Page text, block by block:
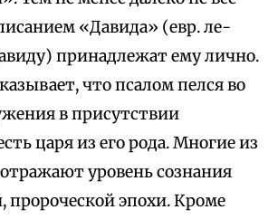
«Давида» (евр. ле-
принадлежат ему лично.
что псалом пелся во
в присутствии
царя из его рода. Многие из
уровень сознания
пророческой эпохи. Кроме